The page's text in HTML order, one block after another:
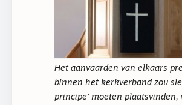
Het aanvaarden van elkaars
binnen het kerkverband zou
principe’ moeten plaatsvinden,